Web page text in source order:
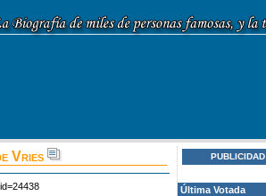
Vries PUBLICIDAD
Última Votada